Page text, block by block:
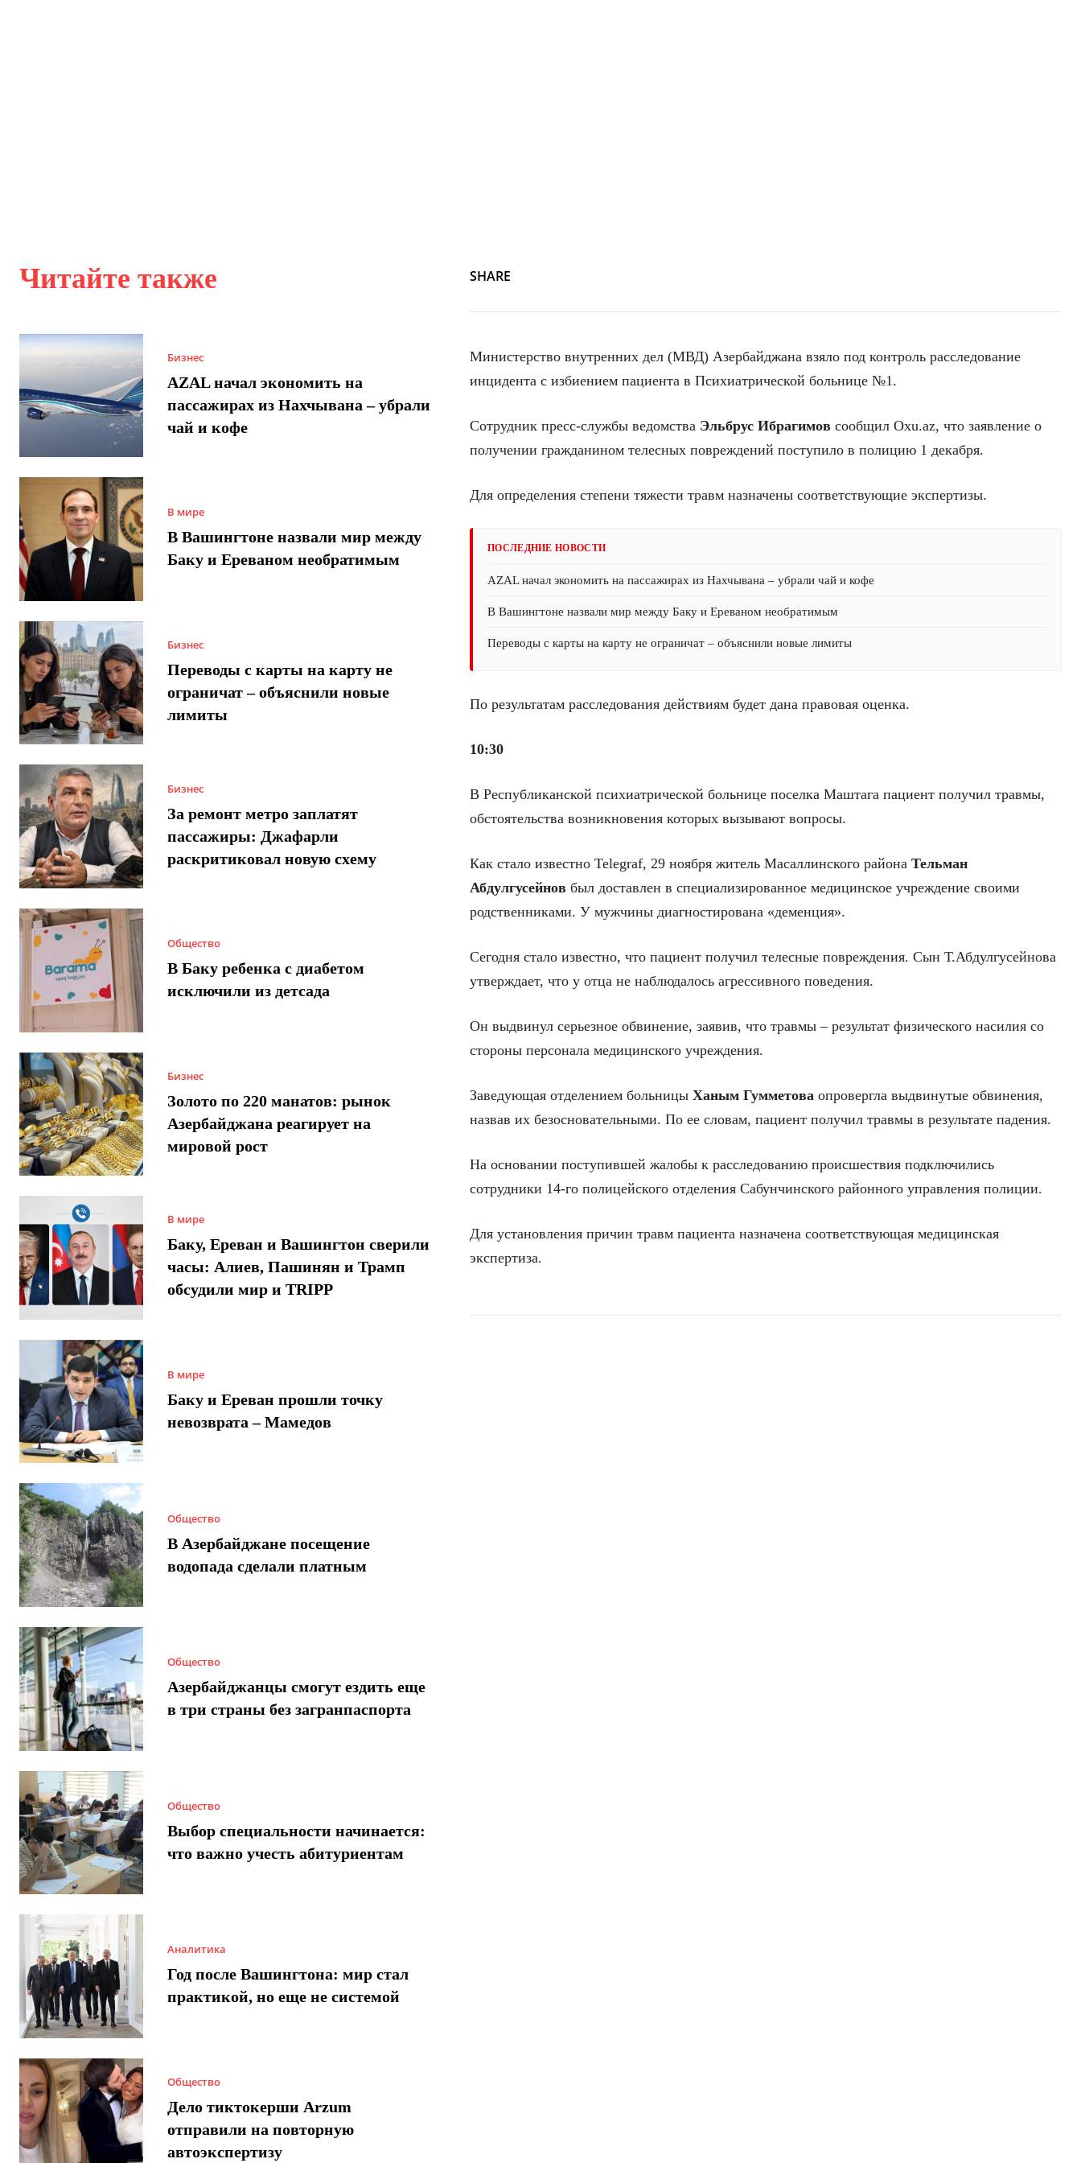
Читайте также
Бизнес
AZAL начал экономить на
пассажирах из Нахчывана – убрали
чай и кофе
В мире
В Вашингтоне назвали мир между
Баку и Ереваном необратимым
Бизнес
Переводы с карты на карту не
ограничат – объяснили новые
лимиты
Бизнес
За ремонт метро заплатят
пассажиры: Джафарли
раскритиковал новую схему
Общество
В Баку ребенка с диабетом
исключили из детсада
Бизнес
Золото по 220 манатов: рынок
Азербайджана реагирует на
мировой рост
В мире
Баку, Ереван и Вашингтон сверили
часы: Алиев, Пашинян и Трамп
обсудили мир и TRIPP
В мире
Баку и Ереван прошли точку
невозврата – Мамедов
Общество
В Азербайджане посещение
водопада сделали платным
Общество
Азербайджанцы смогут ездить еще
в три страны без загранпаспорта
Общество
Выбор специальности начинается:
что важно учесть абитуриентам
Аналитика
Год после Вашингтона: мир стал
практикой, но еще не системой
Общество
Дело тиктокерши Arzum
отправили на повторную
автоэкспертизу
SHARE
Министерство внутренних дел (МВД) Азербайджана взяло под контроль расследование
инцидента с избиением пациента в Психиатрической больнице №1.
Сотрудник пресс-службы ведомства Эльбрус Ибрагимов сообщил Oxu.az, что заявление о
получении гражданином телесных повреждений поступило в полицию 1 декабря.
Для определения степени тяжести травм назначены соответствующие экспертизы.
ПОСЛЕДНИЕ НОВОСТИ
AZAL начал экономить на пассажирах из Нахчывана – убрали чай и кофе
В Вашингтоне назвали мир между Баку и Ереваном необратимым
Переводы с карты на карту не ограничат – объяснили новые лимиты
По результатам расследования действиям будет дана правовая оценка.
10:30
В Республиканской психиатрической больнице поселка Маштага пациент получил травмы,
обстоятельства возникновения которых вызывают вопросы.
Как стало известно Telegraf, 29 ноября житель Масаллинского района Тельман
Абдулгусейнов был доставлен в специализированное медицинское учреждение своими
родственниками. У мужчины диагностирована «деменция».
Сегодня стало известно, что пациент получил телесные повреждения. Сын Т.Абдулгусейнова
утверждает, что у отца не наблюдалось агрессивного поведения.
Он выдвинул серьезное обвинение, заявив, что травмы – результат физического насилия со
стороны персонала медицинского учреждения.
Заведующая отделением больницы Ханым Гумметова опровергла выдвинутые обвинения,
назвав их безосновательными. По ее словам, пациент получил травмы в результате падения.
На основании поступившей жалобы к расследованию происшествия подключились
сотрудники 14-го полицейского отделения Сабунчинского районного управления полиции.
Для установления причин травм пациента назначена соответствующая медицинская
экспертиза.